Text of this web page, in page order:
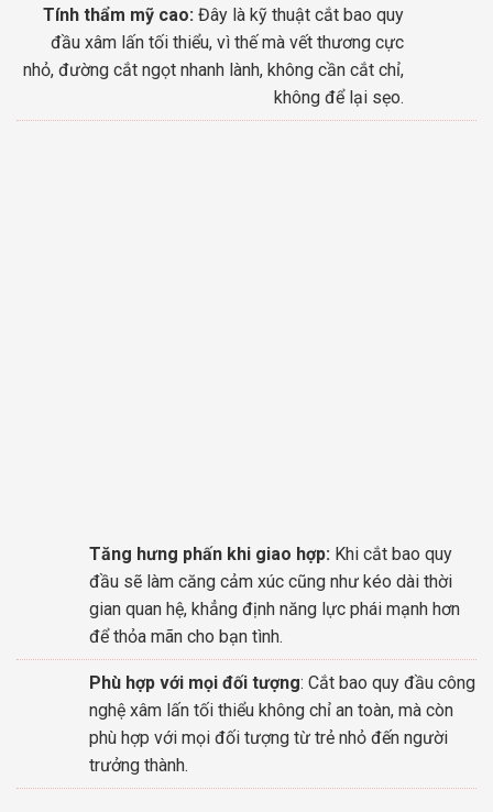
Tính thẩm mỹ cao: Đây là kỹ thuật cắt bao quy
đầu xâm lấn tối thiểu, vì thế mà vết thương cực
nhỏ, đường cắt ngọt nhanh lành, không cần cắt chỉ,
không để lại sẹo.
Tăng hưng phấn khi giao hợp: Khi cắt bao quy
đầu sẽ làm căng cảm xúc cũng như kéo dài thời
gian quan hệ, khẳng định năng lực phái mạnh hơn
để thỏa mãn cho bạn tình.
Phù hợp với mọi đối tượng: Cắt bao quy đầu công
nghệ xâm lấn tối thiểu không chỉ an toàn, mà còn
phù hợp với mọi đối tượng từ trẻ nhỏ đến người
trưởng thành.